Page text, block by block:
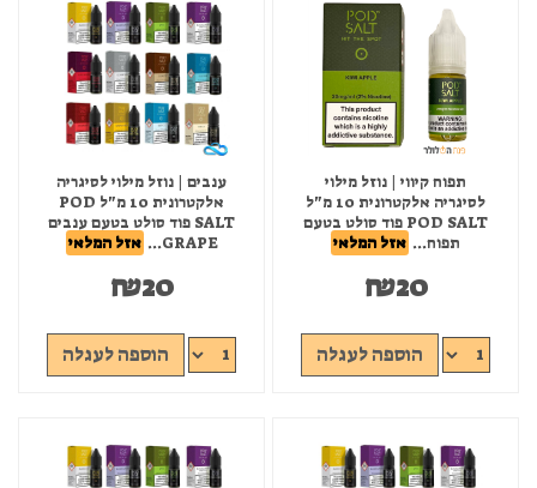
תפוח קיווי | נוזל מילוי
לסיגריה אלקטרונית 10 מ"ל
POD SALT פוד סולט בטעם
תפוח... אזל המלאי
₪20
הוספה לעגלה
ענבים | נוזל מילוי לסיגריה
אלקטרונית 10 מ"ל POD
SALT פוד סולט בטעם ענבים
GRAPE...
אזל המלאי
₪20
הוספה לעגלה